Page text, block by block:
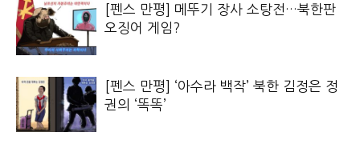
[펜스 만평] 메뚜기 장사 소탕전…북한판
오징어 게임?
[펜스 만평] ‘아수라 백작’ 북한 김정은 정
권의 ‘똑똑’